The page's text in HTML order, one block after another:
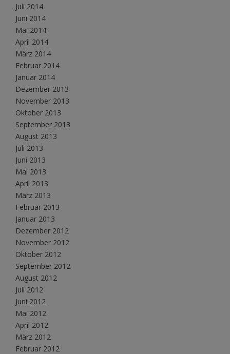
Juli 2014
Juni 2014
Mai 2014
April 2014
März 2014
Februar 2014
Januar 2014
Dezember 2013
November 2013
Oktober 2013
September 2013
August 2013
Juli 2013
Juni 2013
Mai 2013
April 2013
März 2013
Februar 2013
Januar 2013
Dezember 2012
November 2012
Oktober 2012
September 2012
August 2012
Juli 2012
Juni 2012
Mai 2012
April 2012
März 2012
Februar 2012